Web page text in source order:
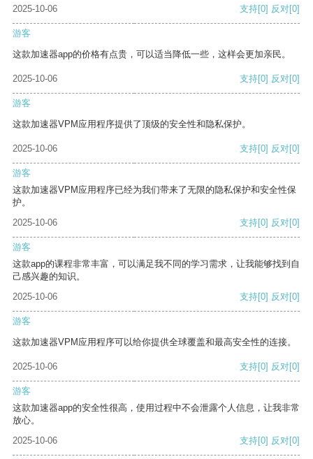
2025-10-06 支持[0] 反对[0]
游客
这款加速器app的价格有点贵，可以适当降低一些，这样会更加亲民。
2025-10-06 支持[0] 反对[0]
游客
这款加速器VPM应用程序提供了顶级的安全性和隐私保护。
2025-10-06 支持[0] 反对[0]
游客
这款加速器VPM应用程序已经为我们带来了无限的隐私保护和安全性保
护。
2025-10-06
支持[0] 反对[0]
游客
这款app的课程非常丰富，可以满足我不同的学习需求，让我能够找到自
己感兴趣的知识。
2025-10-06
支持[0] 反对[0]
游客
这款加速器VPM应用程序可以给你提供全球覆盖和最高安全性的连接。
2025-10-06 支持[0] 反对[0]
游客
这款加速器app的安全性很高，使用过程中不会泄露个人信息，让我非常
放心。
2025-10-06
支持[0] 反对[0]